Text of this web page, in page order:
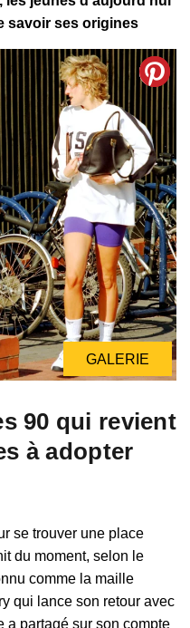
savoir ses origines
GALERIE
90 qui revient
à adopter
se trouver une place
du moment, selon le
comme la maille
qui lance son retour avec
a partagé sur son compte